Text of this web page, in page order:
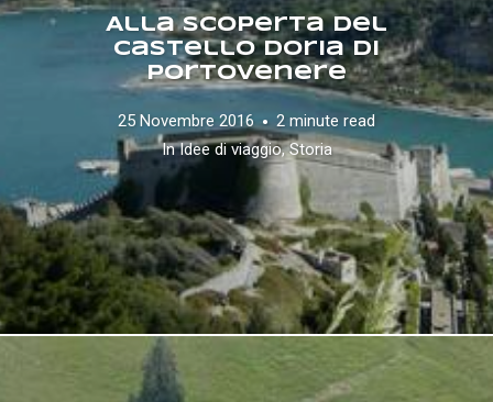
Alla scoperta del
Castello Doria di
Portovenere
25 Novembre 2016
2 minute read
InIdee di viaggio,Storia